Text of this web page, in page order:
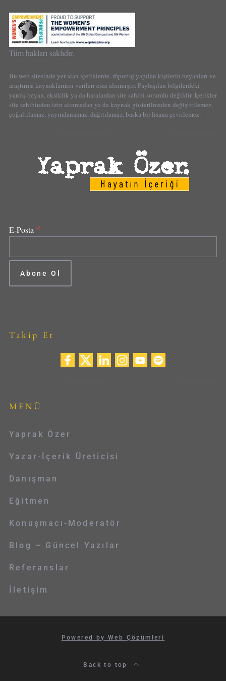
Tüm hakları saklıdır.
Bu web sitesinde yer alan içeriklerde, röportaj yapılan kişilerin beyanları ve
araştırma kaynaklarının verileri esas alınmıştır. Paylaşılan bilgilerdeki
yanlış beyan, eksiklik ya da hatalardan site sahibi sorumlu değildir. İçerikler
site sahibinden izin alınmadan ya da kaynak gösterilmeden değiştirilemez,
çoğaltılamaz, yayımlanamaz, dağıtılamaz, başka bir lisana çevrilemez.
E-Posta *
Takip Et
MENÜ
Yaprak Özer
Yazar-İçerik Üreticisi
Danışman
Eğitmen
Konuşmacı-Moderatör
Blog – Güncel Yazılar
Referanslar
İletişim
Powered by Web Çözümleri
Back to top